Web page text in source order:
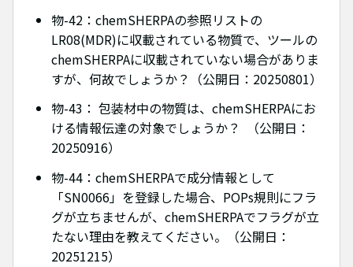
物-42：chemSHERPAの参照リストの
LR08(MDR)に収載されている物質で、ツールの
chemSHERPAに収載されていない場合がありま
すが、何故でしょうか？（公開日：20250801）
物-43： 包装材中の物質は、chemSHERPAにお
ける情報伝達の対象でしょうか？ （公開日：
20250916）
物-44：chemSHERPAで成分情報として
「SN0066」を登録した場合、POPs規則にフラ
グが立ちませんが、chemSHERPAでフラグが立
たない理由を教えてください。（公開日：
20251215）